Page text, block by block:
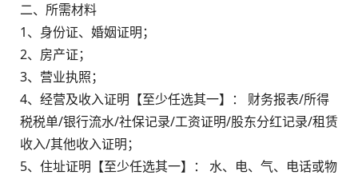
二、所需材料
1、身份证、婚姻证明；
2、房产证；
3、营业执照；
4、经营及收入证明【至少任选其一】： 财务报表/所得
税税单/银行流水/社保记录/工资证明/股东分红记录/租赁
收入/其他收入证明；
5、住址证明【至少任选其一】： 水、电、气、电话或物